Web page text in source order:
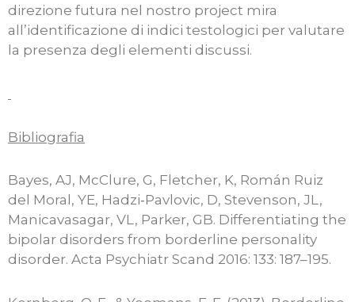
direzione futura nel nostro project mira
all’identificazione di indici testologici per valutare
la presenza degli elementi discussi.
Bibliografia
Bayes, AJ, McClure, G, Fletcher, K, Román Ruiz
del Moral, YE, Hadzi‐Pavlovic, D, Stevenson, JL,
Manicavasagar, VL, Parker, GB. Differentiating the
bipolar disorders from borderline personality
disorder. Acta Psychiatr Scand 2016: 133: 187–195.